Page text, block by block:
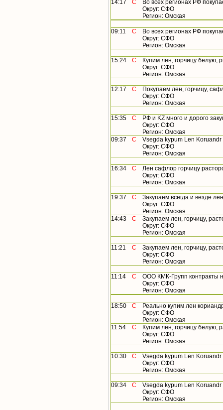
14:17 С
Во всех регионах РФ
Округ: СФО
Регион: Омская
09:11 С
Во всех регионах РФ
Округ: СФО
Регион: Омская
15:24 С
Купим лен, горчицу белую,
Округ: СФО
Регион: Омская
12:17 С
Покупаем лен, горчицу,
Округ: СФО
Регион: Омская
15:35 С
РФ и KZ много и дорого
Округ: СФО
Регион: Омская
09:37
С
Vsegda kypum Len Koruandr
Округ: СФО
Регион: Омская
16:34 С
Лен сафлор горчицу
Округ: СФО
Регион: Омская
19:37 С
Закупаем всегда и везде
Округ: СФО
Регион: Омская
14:43
С
Закупаем лен, горчицу,
Округ: СФО
Регион: Омская
11:21 С
Закупаем лен, горчицу,
Округ: СФО
Регион: Омская
11:14 С
ООО КМК-Групп контракты
Округ: СФО
Регион: Омская
18:50 С
Реально купим лен
Округ: СФО
Регион: Омская
11:54
С
Купим лен, горчицу белую,
Округ: СФО
Регион: Омская
10:30 С
Vsegda kypum Len Koruandr
Округ: СФО
Регион: Омская
09:34 С
Vsegda kypum Len Koruandr
Округ: СФО
Регион: Омская